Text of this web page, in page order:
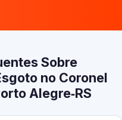
Sobre
no Coronel
Alegre‑RS